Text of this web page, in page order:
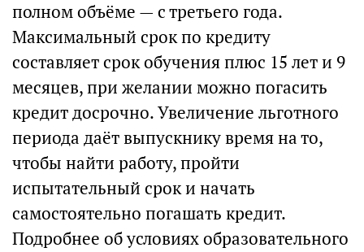
полном объёме — с третьего года.
Максимальный срок по кредиту
составляет срок обучения плюс 15 лет и 9
месяцев, при желании можно погасить
кредит досрочно. Увеличение льготного
периода даёт выпускнику время на то,
чтобы найти работу, пройти
испытательный срок и начать
самостоятельно погашать кредит.
Подробнее об условиях образовательного